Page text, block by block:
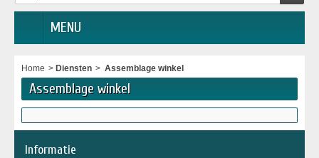
MENU
Home > Diensten > Assemblage winkel
Assemblage winkel
Informatie